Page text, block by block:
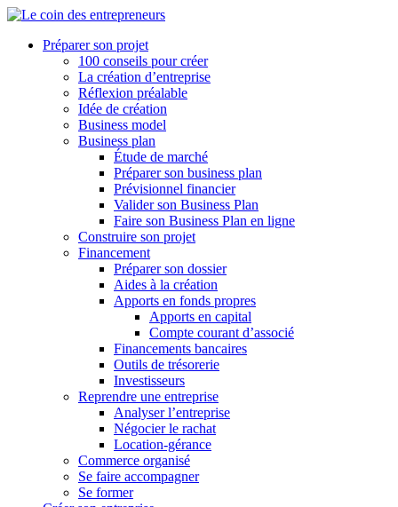
Préparer son projet
100 conseils pour créer
La création d’entreprise
Réflexion préalable
Idée de création
Business model
Business plan
Étude de marché
Préparer son business plan
Prévisionnel financier
Valider son Business Plan
Faire son Business Plan en ligne
Construire son projet
Financement
Préparer son dossier
Aides à la création
Apports en fonds propres
Apports en capital
Compte courant d’associé
Financements bancaires
Outils de trésorerie
Investisseurs
Reprendre une entreprise
Analyser l’entreprise
Négocier le rachat
Location-gérance
Commerce organisé
Se faire accompagner
Se former